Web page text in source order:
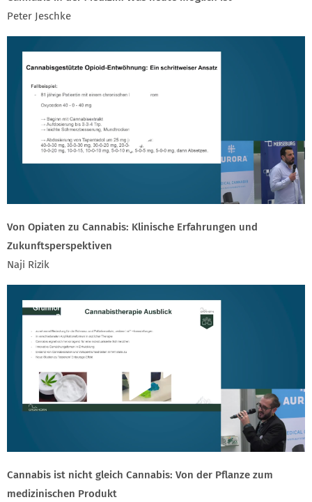
Peter Jeschke
Von Opiaten zu Cannabis: Klinische Erfahrungen und
Zukunftsperspektiven
Naji Rizik
Cannabis ist nicht gleich Cannabis: Von der Pflanze zum
medizinischen Produkt